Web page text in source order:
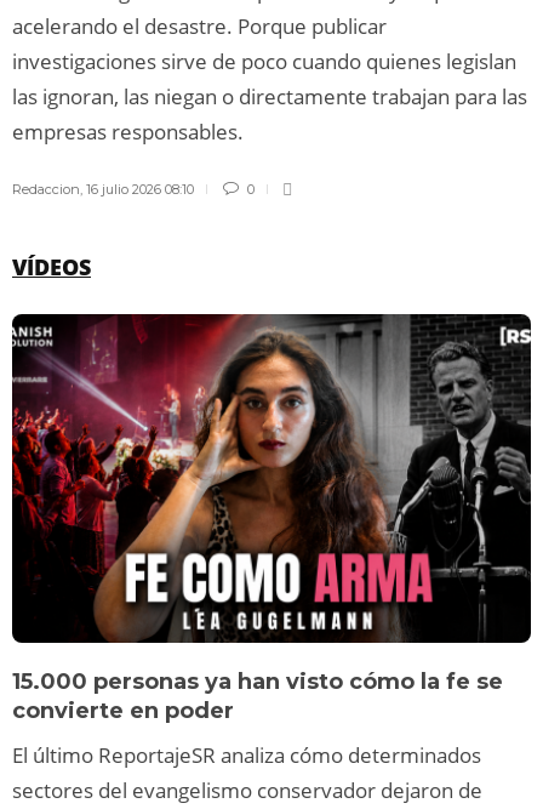
acelerando el desastre. Porque publicar
investigaciones sirve de poco cuando quienes legislan
las ignoran, las niegan o directamente trabajan para las
empresas responsables.
Redaccion, 16 julio 2026 08:10 0
VÍDEOS
15.000 personas ya han visto cómo la fe se
convierte en poder
El último ReportajeSR analiza cómo determinados
sectores del evangelismo conservador dejaron de